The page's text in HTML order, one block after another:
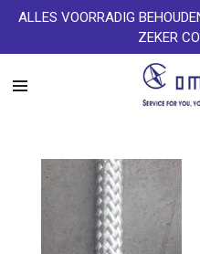
Ga
naar
de
ALLES VOORRADIG
ZEKER